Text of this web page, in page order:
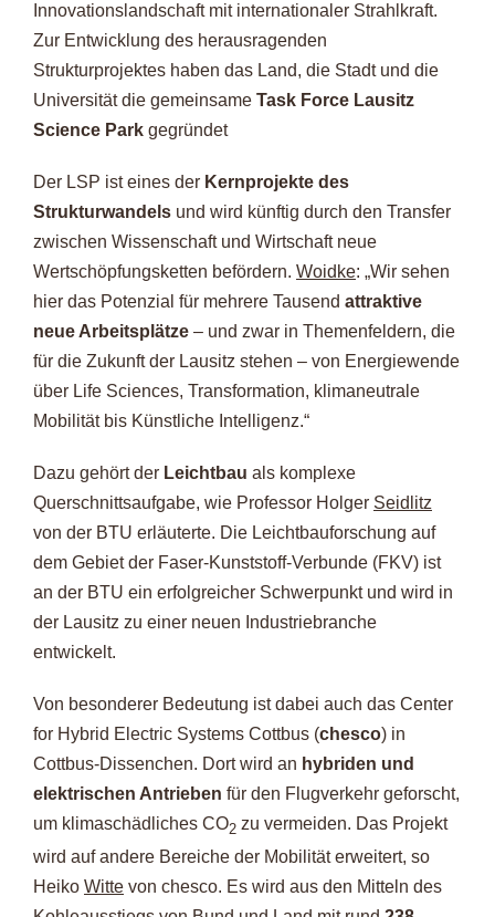
Innovationslandschaft mit internationaler Strahlkraft.
Zur Entwicklung des herausragenden
Strukturprojektes haben das Land, die Stadt und die
Universität die gemeinsame Task Force Lausitz
Science Park gegründet
Der LSP ist eines der Kernprojekte des
Strukturwandels und wird künftig durch den Transfer
zwischen Wissenschaft und Wirtschaft neue
Wertschöpfungsketten befördern. Woidke: „Wir sehen
hier das Potenzial für mehrere Tausend attraktive
neue Arbeitsplätze – und zwar in Themenfeldern, die
für die Zukunft der Lausitz stehen – von Energiewende
über Life Sciences, Transformation, klimaneutrale
Mobilität bis Künstliche Intelligenz.“
Dazu gehört der Leichtbau als komplexe
Querschnittsaufgabe, wie Professor Holger Seidlitz
von der BTU erläuterte. Die Leichtbauforschung auf
dem Gebiet der Faser-Kunststoff-Verbunde (FKV) ist
an der BTU ein erfolgreicher Schwerpunkt und wird in
der Lausitz zu einer neuen Industriebranche
entwickelt.
Von besonderer Bedeutung ist dabei auch das Center
for Hybrid Electric Systems Cottbus (chesco) in
Cottbus-Dissenchen. Dort wird an hybriden und
elektrischen Antrieben für den Flugverkehr geforscht,
um klimaschädliches CO2 zu vermeiden. Das Projekt
wird auf andere Bereiche der Mobilität erweitert, so
Heiko Witte von chesco. Es wird aus den Mitteln des